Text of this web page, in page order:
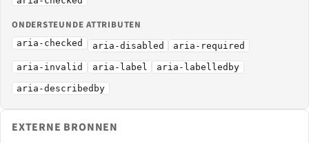
ONDERSTEUNDE ATTRIBUTEN
aria-checked aria-disabled aria-required
aria-invalid aria-label aria-labelledby
aria-describedby
EXTERNE BRONNEN